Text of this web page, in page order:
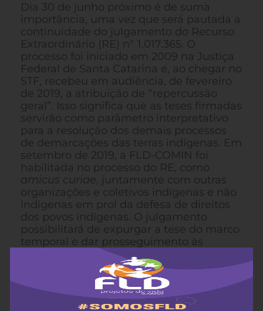
Dia 30 de junho próximo é de suma
importância, uma vez que será pautada a
continuidade do julgamento do Recurso
Extraordinário (RE) n° 1.017.365. O
processo foi iniciado em 2009 na Justiça
Federal de Santa Catarina e, ao chegar no
STF, recebeu em audiência, de fevereiro
de 2019, a atribuição de “repercussão
geral”. Isso significa que as teses firmadas
servirão como parâmetro interpretativo
para a resolução dos demais processos
de demarcações das terras indígenas. Em
setembro de 2019, a FLD-COMIN foi
habilitada no processo do RE, como
amicus curiae, juntamente com outras
organizações e coletivos indígenas e não
indígenas em prol da defesa de direitos
dos povos indígenas. O julgamento
possibilitará de expurgar a tese do marco
temporal e dar prosseguimento às
demarcações e dar encaminhamento às
demandas pendentes e sem providência
adotada pelo Estado brasileiro,
impedindo as violências e violações
contra os povos indígenas.